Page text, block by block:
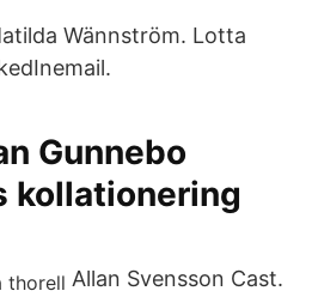
Wännström. Lotta
Gunnebo
kollationering
Allan Svensson Cast.